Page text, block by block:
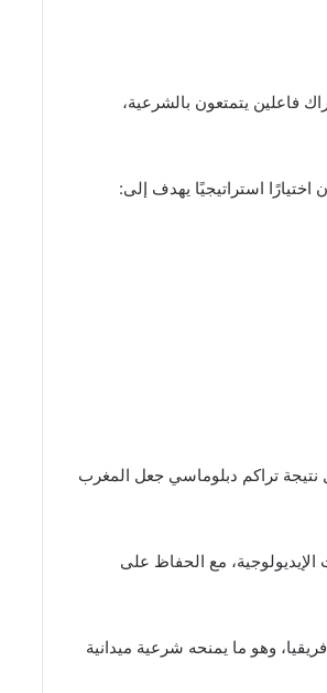
فاعلين يتمتعون بالشرعية،
استراتيجيًا يهدف إلى:
نتيجة تراكم دبلوماسي جعل المغرب
الإيديولوجية، مع الحفاظ على
وهو ما يمنحه شرعية ميدانية